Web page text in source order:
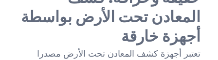
المعادن تحت الأرض بواسطة
أجهزة خارقة
تعتبر أجهزة كشف المعادن تحت الأرض مصدرا